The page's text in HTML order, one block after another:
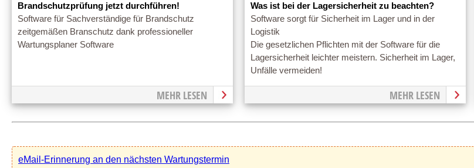
Brandschutzprüfung jetzt durchführen!
Software für Sachverständige für Brandschutz
zeitgemäßen Branschutz dank professioneller
Wartungsplaner Software
MEHR LESEN
Was ist bei der Lagersicherheit zu beachten?
Software sorgt für Sicherheit im Lager und in der
Logistik
Die gesetzlichen Pflichten mit der Software für die
Lagersicherheit leichter meistern. Sicherheit im Lager,
Unfälle vermeiden!
MEHR LESEN
eMail-Erinnerung an den nächsten Wartungstermin